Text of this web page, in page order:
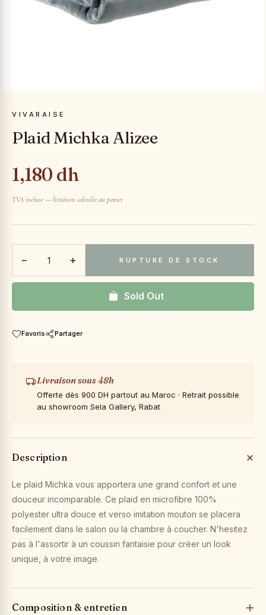
VIVARAISE
Plaid Michka Alizee
1,180 dh
TVA incluse — livraison calculée au panier
− + RUPTURE DE STOCK
Sold Out
Favoris Partager
Livraison sous 48h
Offerte dès 900 DH partout au Maroc · Retrait possible
au showroom Sela Gallery, Rabat
Description
Le plaid Michka vous apportera une grand confort et une
douceur incomparable. Ce plaid en microfibre 100%
polyester ultra douce et verso imitation mouton se placera
facilement dans le salon ou la chambre à coucher. N'hesitez
pas à l'assortir à un coussin fantaisie pour créer un look
unique, à votre image.
Composition & entretien